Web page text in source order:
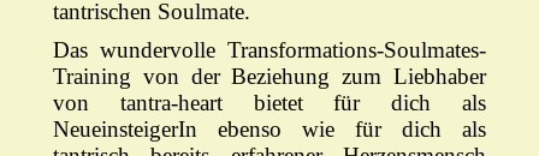
tantrischen Soulmate.
Das wundervolle Transformations-Soulmates-
Training von der Beziehung zum Liebhaber
von tantra-heart bietet für dich als
NeueinsteigerIn ebenso wie für dich als